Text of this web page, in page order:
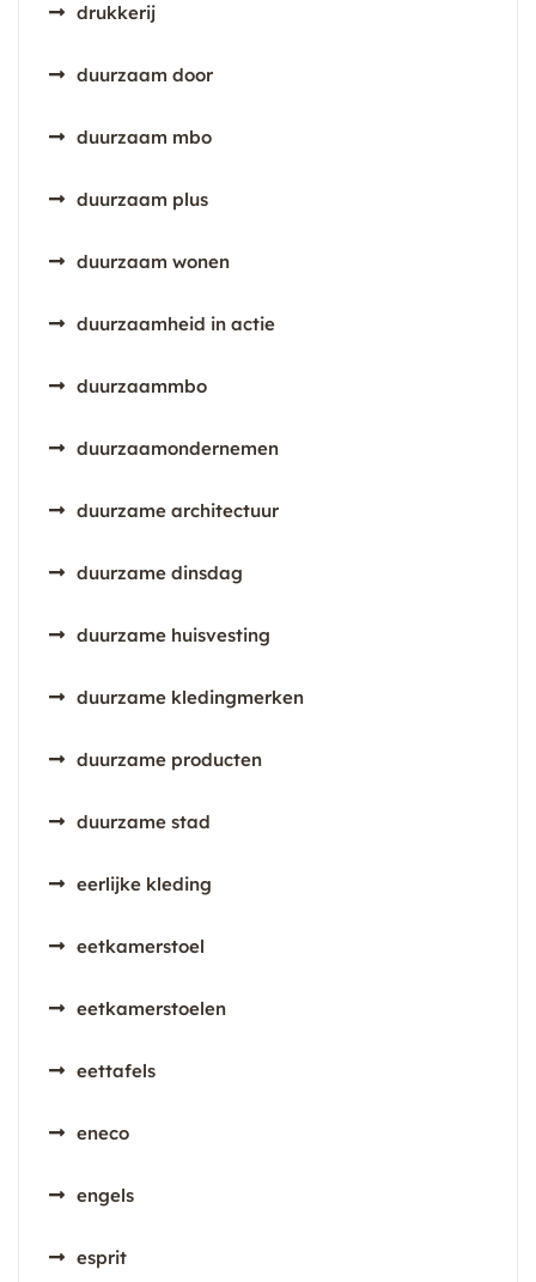
drukkerij
duurzaam door
duurzaam mbo
duurzaam plus
duurzaam wonen
duurzaamheid in actie
duurzaammbo
duurzaamondernemen
duurzame architectuur
duurzame dinsdag
duurzame huisvesting
duurzame kledingmerken
duurzame producten
duurzame stad
eerlijke kleding
eetkamerstoel
eetkamerstoelen
eettafels
eneco
engels
esprit